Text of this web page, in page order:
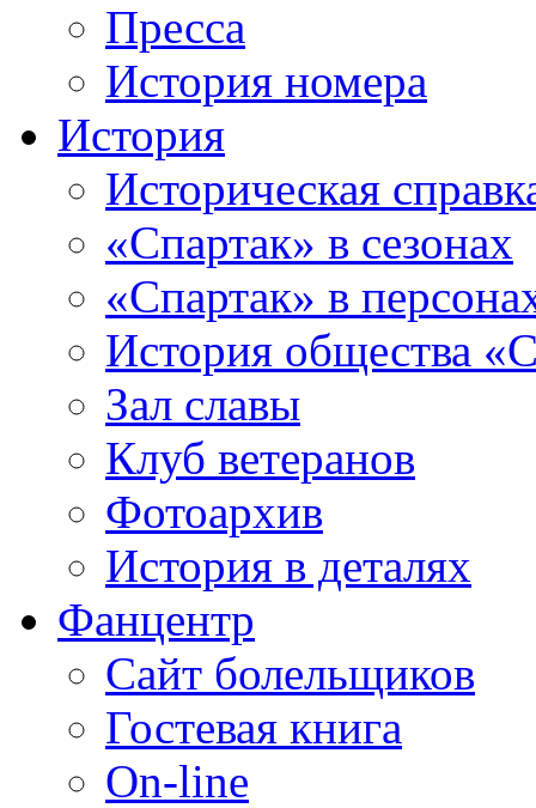
Пресса
История номера
История
Историческая
«Спартак» в сезонах
«Спартак» в
История общества
Зал славы
Клуб ветеранов
Фотоархив
История в деталях
Фанцентр
Сайт болельщиков
Гостевая книга
On-line